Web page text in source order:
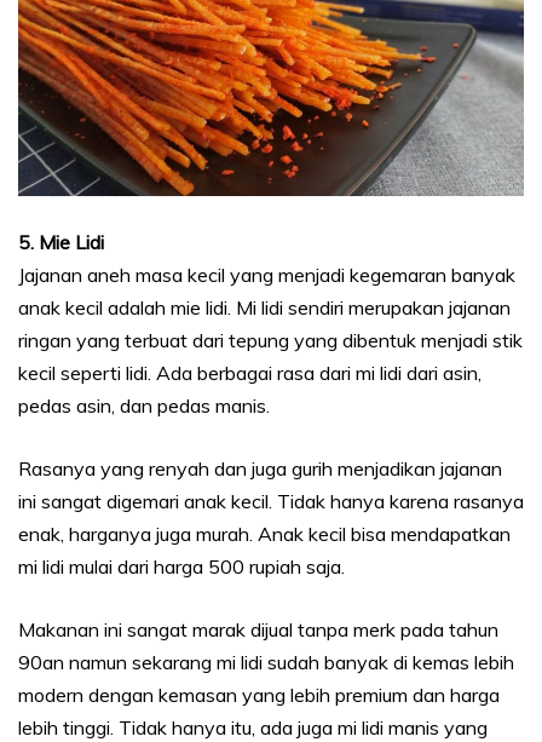
5. Mie Lidi
Jajanan aneh masa kecil yang menjadi kegemaran banyak
anak kecil adalah mie lidi. Mi lidi sendiri merupakan jajanan
ringan yang terbuat dari tepung yang dibentuk menjadi stik
kecil seperti lidi. Ada berbagai rasa dari mi lidi dari asin,
pedas asin, dan pedas manis.
Rasanya yang renyah dan juga gurih menjadikan jajanan
ini sangat digemari anak kecil. Tidak hanya karena rasanya
enak, harganya juga murah. Anak kecil bisa mendapatkan
mi lidi mulai dari harga 500 rupiah saja.
Makanan ini sangat marak dijual tanpa merk pada tahun
90an namun sekarang mi lidi sudah banyak di kemas lebih
modern dengan kemasan yang lebih premium dan harga
lebih tinggi. Tidak hanya itu, ada juga mi lidi manis yang